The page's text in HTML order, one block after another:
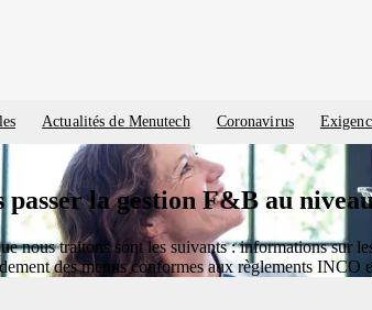
Actualités de Menutech Coronavirus
passer la gestion F&B au
nous traitons sont les suivants : informations sur
des menus conformes aux règlements INCO